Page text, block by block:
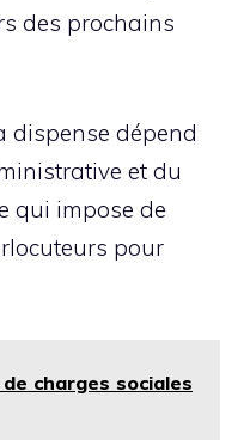
des prochains
dispense dépend
et du
qui impose de
pour
charges sociales